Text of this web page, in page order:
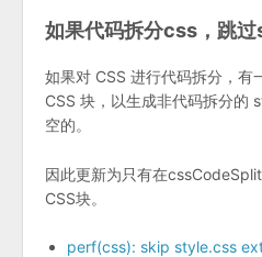
如果代码拆分css，跳
如果对 CSS 进行代码拆分，有
CSS 块，以生成非代码拆分的
空的。
因此更新为只有在
CSS块。
perf(css): skip style.css